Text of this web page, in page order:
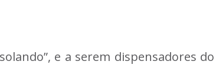
e a serem dispensadores do